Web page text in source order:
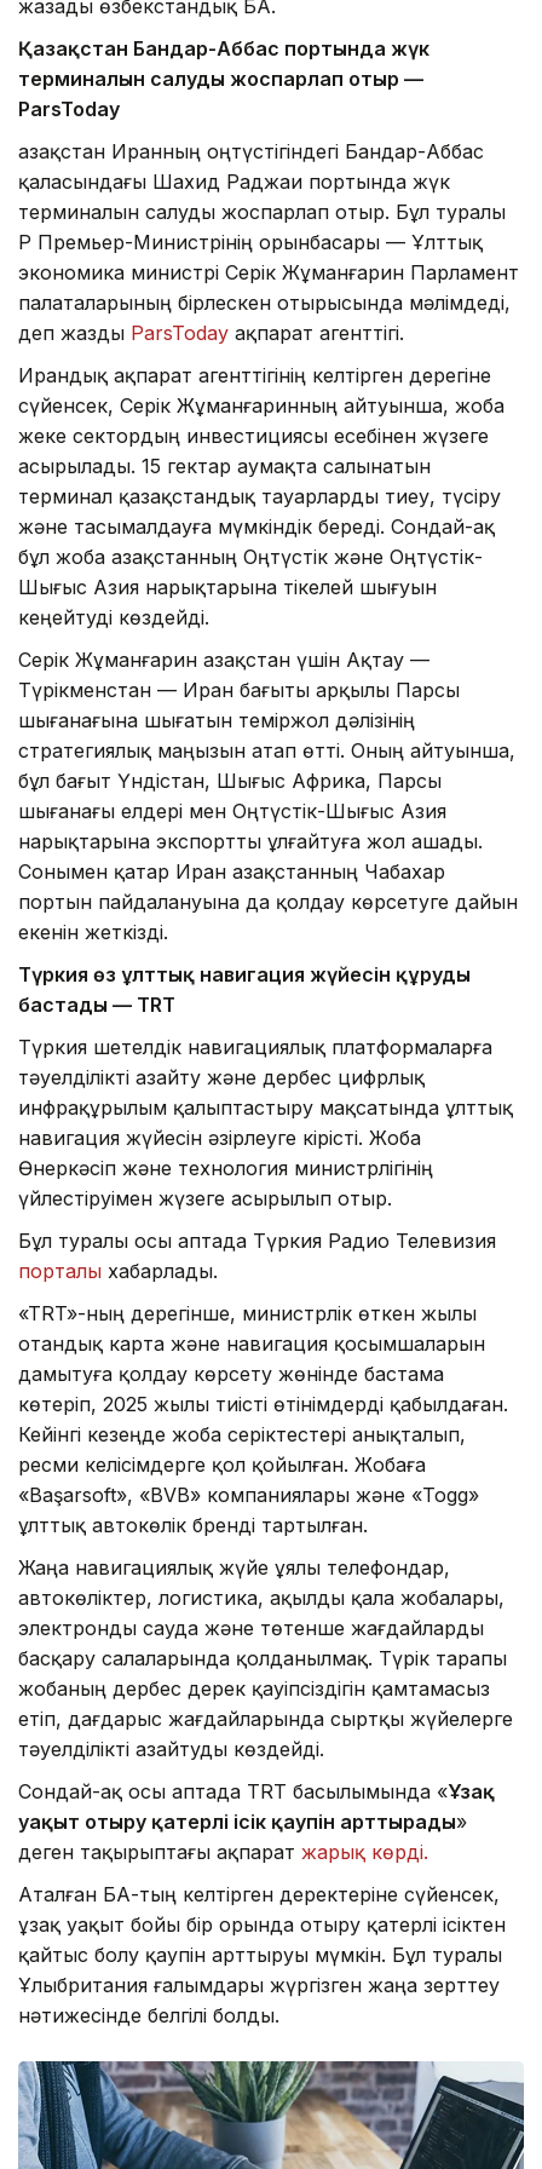
жазады өзбекстандық БАҚ.
Қазақстан Бандар-Аббас портында жүк
терминалын салуды жоспарлап отыр —
ParsToday
Қазақстан Иранның оңтүстігіндегі Бандар-Аббас
қаласындағы Шахид Раджаи портында жүк
терминалын салуды жоспарлап отыр. Бұл туралы
ҚР Премьер-Министрінің орынбасары — Ұлттық
экономика министрі Серік Жұманғарин Парламент
палаталарының бірлескен отырысында мәлімдеді,
деп жазды ParsToday ақпарат агенттігі.
Ирандық ақпарат агенттігінің келтірген дерегіне
сүйенсек, Серік Жұманғаринның айтуынша, жоба
жеке сектордың инвестициясы есебінен жүзеге
асырылады. 15 гектар аумақта салынатын
терминал қазақстандық тауарларды тиеу, түсіру
және тасымалдауға мүмкіндік береді. Сондай-ақ
бұл жоба Қазақстанның Оңтүстік және Оңтүстік-
Шығыс Азия нарықтарына тікелей шығуын
кеңейтуді көздейді.
Серік Жұманғарин Қазақстан үшін Ақтау —
Түрікменстан — Иран бағыты арқылы Парсы
шығанағына шығатын теміржол дәлізінің
стратегиялық маңызын атап өтті. Оның айтуынша,
бұл бағыт Үндістан, Шығыс Африка, Парсы
шығанағы елдері мен Оңтүстік-Шығыс Азия
нарықтарына экспортты ұлғайтуға жол ашады.
Сонымен қатар Иран Қазақстанның Чабахар
портын пайдалануына да қолдау көрсетуге дайын
екенін жеткізді.
Түркия өз ұлттық навигация жүйесін құруды
бастады — TRT
Түркия шетелдік навигациялық платформаларға
тәуелділікті азайту және дербес цифрлық
инфрақұрылым қалыптастыру мақсатында ұлттық
навигация жүйесін әзірлеуге кірісті. Жоба
Өнеркәсіп және технология министрлігінің
үйлестіруімен жүзеге асырылып отыр.
Бұл туралы осы аптада Түркия Радио Телевизия
порталы хабарлады.
«TRT»-ның дерегінше, министрлік өткен жылы
отандық карта және навигация қосымшаларын
дамытуға қолдау көрсету жөнінде бастама
көтеріп, 2025 жылы тиісті өтінімдерді қабылдаған.
Кейінгі кезеңде жоба серіктестері анықталып,
ресми келісімдерге қол қойылған. Жобаға
«Başarsoft», «BVB» компаниялары және «Togg»
ұлттық автокөлік бренді тартылған.
Жаңа навигациялық жүйе ұялы телефондар,
автокөліктер, логистика, ақылды қала жобалары,
электронды сауда және төтенше жағдайларды
басқару салаларында қолданылмақ. Түрік тарапы
жобаның дербес дерек қауіпсіздігін қамтамасыз
етіп, дағдарыс жағдайларында сыртқы жүйелерге
тәуелділікті азайтуды көздейді.
Сондай-ақ осы аптада TRT басылымында «Ұзақ
уақыт отыру қатерлі ісік қаупін арттырады»
деген тақырыптағы ақпарат жарық көрді.
Аталған БАҚ-тың келтірген деректеріне сүйенсек,
ұзақ уақыт бойы бір орында отыру қатерлі ісіктен
қайтыс болу қаупін арттыруы мүмкін. Бұл туралы
Ұлыбритания ғалымдары жүргізген жаңа зерттеу
нәтижесінде белгілі болды.